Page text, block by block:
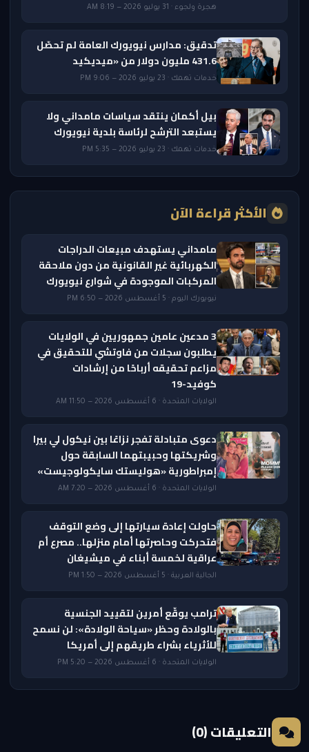
هجرة ولجوء · 31 يوليو 2026 — 8:19 AM
تدقيق: مدارس نيويورك العامة لم تحصّل
431.6 مليون دولار من «ميديكيد
خدمات تهمك · 23 يوليو 2026 — 9:06 PM
بيل أكمان ينتقد سياسات مامداني ولا
يستبعد الترشح لرئاسة بلدية نيويورك
خدمات تهمك · 23 يوليو 2026 — 5:35 PM
الأكثر قراءة الآن
مامداني يستهدف مبيعات الدراجات
الكهربائية غير القانونية من دون ملاحقة
المركبات الموجودة في شوارع نيويورك
نيويورك اليوم · 5 أغسطس 2026 — 6:50 PM
3 مدعين عامين جمهوريين في الولايات
يطلبون سجلات من فاوتشي للتحقيق في
مزاعم تحقيقه أرباحًا من إرشادات
كوفيد-19
الولايات المتحدة · 6 أغسطس 2026 — 11:50 AM
دعوى متبادلة تفجر نزاعًا بين نيكول لي بيرا
وشريكتها وحبيبتهما السابقة حول
إمبراطورية «هوليستك سايكولوجيست»
الولايات المتحدة · 6 أغسطس 2026 — 7:20 AM
حاولت إعادة سيارتها إلى وضع التوقف
فتحركت وحاصرتها أمام منزلها.. مصرع أم
عراقية لخمسة أبناء في ميشيغان
الجالية العربية · 5 أغسطس 2026 — 1:50 PM
ترامب يوقّع أمرين لتقييد الجنسية
بالولادة وحظر «سياحة الولادة»: لن نسمح
للأثرياء بشراء طريقهم إلى أمريكا
الولايات المتحدة · 6 أغسطس 2026 — 5:20 PM
التعليقات (0)